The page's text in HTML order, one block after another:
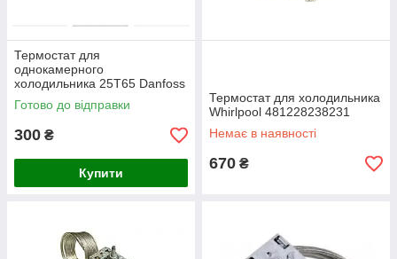
Термостат для
однокамерного
холодильника 25T65 Danfoss
077B0021
Готово до відправки
300 ₴
Купити
Термостат для холодильника
Whirlpool 481228238231
Немає в наявності
670 ₴